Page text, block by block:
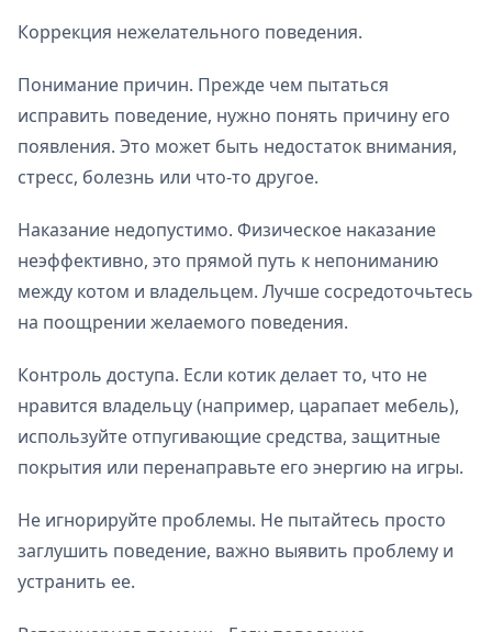
Коррекция нежелательного поведения.
Понимание причин. Прежде чем пытаться
исправить поведение, нужно понять причину его
появления. Это может быть недостаток внимания,
стресс, болезнь или что-то другое.
Наказание недопустимо. Физическое наказание
неэффективно, это прямой путь к непониманию
между котом и владельцем. Лучше сосредоточьтесь
на поощрении желаемого поведения.
Контроль доступа. Если котик делает то, что не
нравится владельцу (например, царапает мебель),
используйте отпугивающие средства, защитные
покрытия или перенаправьте его энергию на игры.
Не игнорируйте проблемы. Не пытайтесь просто
заглушить поведение, важно выявить проблему и
устранить ее.